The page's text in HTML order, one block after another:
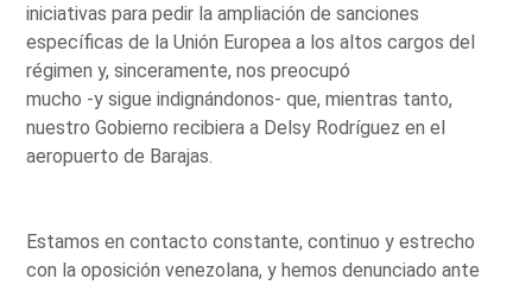
iniciativas para pedir la ampliación de sanciones
específicas de la Unión Europea a los altos cargos del
régimen y, sinceramente, nos preocupó
mucho -y sigue indignándonos- que, mientras tanto,
nuestro Gobierno recibiera a Delsy Rodríguez en el
aeropuerto de Barajas.
Estamos en contacto constante, continuo y estrecho
con la oposición venezolana, y hemos denunciado ante